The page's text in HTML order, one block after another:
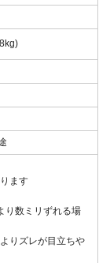
ます
り数ミリずれる場
りズレが目立ちや